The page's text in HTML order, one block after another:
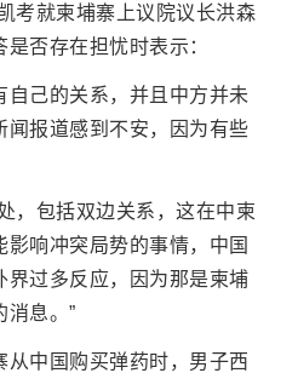
考就柬埔寨上议院议长洪森
否存在担忧时表示：
自己的关系，并且中方并未
闻报道感到不安，因为有些
，包括双边关系，这在中柬
响冲突局势的事情，中国
界过多反应，因为那是柬埔
消息。”
从中国购买弹药时，男子西